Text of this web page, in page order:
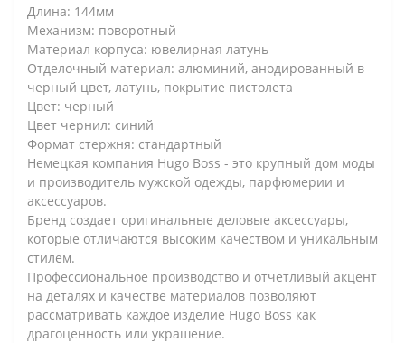
Длина: 144мм
Механизм: поворотный
Материал корпуса: ювелирная латунь
Отделочный материал: алюминий, анодированный в
черный цвет, латунь, покрытие пистолета
Цвет: черный
Цвет чернил: синий
Формат стержня: стандартный
Немецкая компания Hugo Boss - это крупный дом моды
и производитель мужской одежды, парфюмерии и
аксессуаров.
Бренд создает оригинальные деловые аксессуары,
которые отличаются высоким качеством и уникальным
стилем.
Профессиональное производство и отчетливый акцент
на деталях и качестве материалов позволяют
рассматривать каждое изделие Hugo Boss как
драгоценность или украшение.